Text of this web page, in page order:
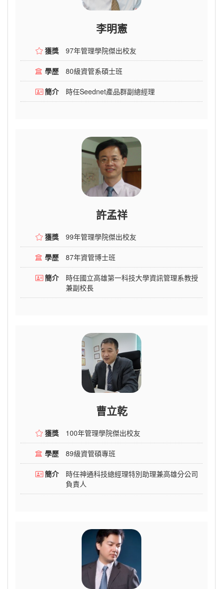
李明憲
獲獎 97年管理學院傑出校友
學歷 80級資管系碩士班
簡介 時任Seednet產品群副總經理
許孟祥
獲獎 99年管理學院傑出校友
學歷 87年資管博士班
簡介
時任國立高雄第一科技大學資訊管理系教授
兼副校長
曹立乾
獲獎 100年管理學院傑出校友
學歷 89級資管碩專班
簡介
時任神通科技總經理特別助理兼高雄分公司
負責人